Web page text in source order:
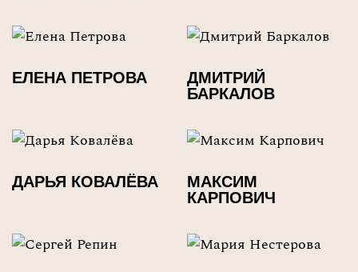
ЕЛЕНА ПЕТРОВА
ДМИТРИЙ
БАРКАЛОВ
ДАРЬЯ КОВАЛЁВА
МАКСИМ
КАРПОВИЧ